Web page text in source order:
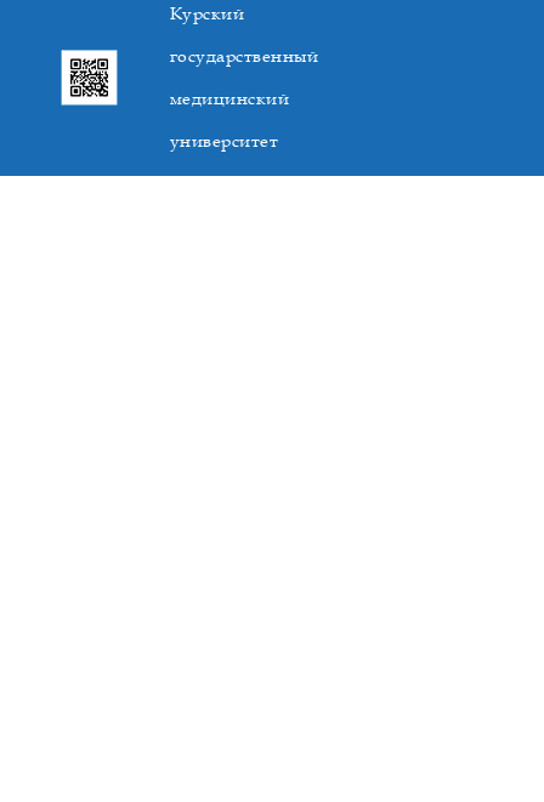
Курский
государственный
медицинский
университет